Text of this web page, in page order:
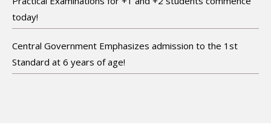
today!
Central Government Emphasizes admission to the 1st
Standard at 6 years of age!